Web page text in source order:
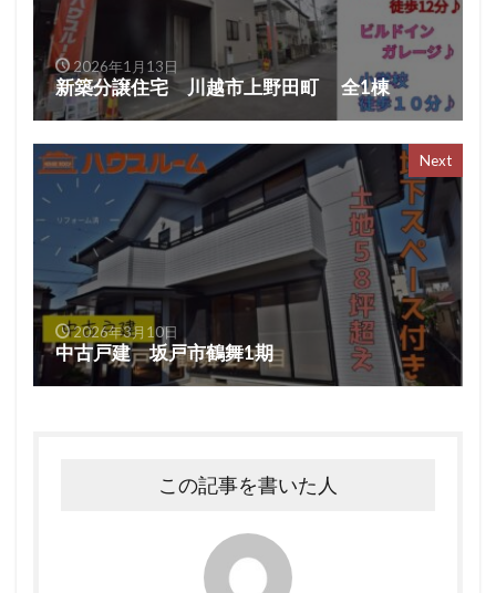
2026年1月13日
新築分譲住宅 川越市上野田町 全1棟
Next
2026年3月10日
中古戸建 坂戸市鶴舞1期
この記事を書いた人